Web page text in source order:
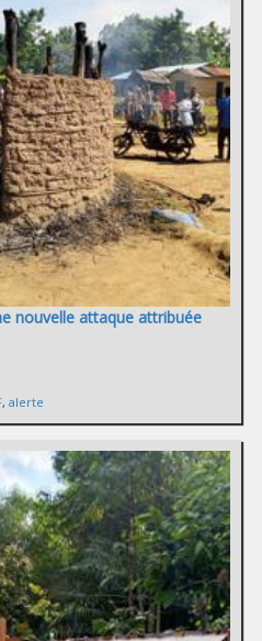
nouvelle attaque attribuée
, alerte